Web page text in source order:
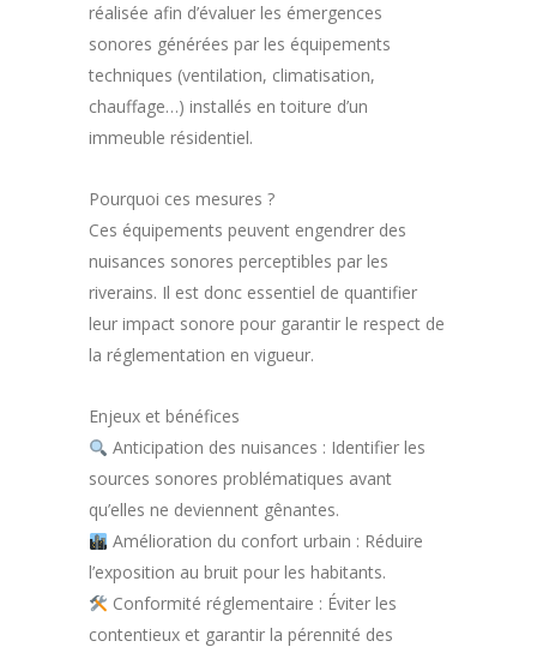
réalisée afin d’évaluer les émergences
sonores générées par les équipements
techniques (ventilation, climatisation,
chauffage…) installés en toiture d’un
immeuble résidentiel.
Pourquoi ces mesures ?
Ces équipements peuvent engendrer des
nuisances sonores perceptibles par les
riverains. Il est donc essentiel de quantifier
leur impact sonore pour garantir le respect de
la réglementation en vigueur.
Enjeux et bénéfices
Anticipation des nuisances : Identifier les
sources sonores problématiques avant
qu’elles ne deviennent gênantes.
Amélioration du confort urbain : Réduire
l’exposition au bruit pour les habitants.
Conformité réglementaire : Éviter les
contentieux et garantir la pérennité des